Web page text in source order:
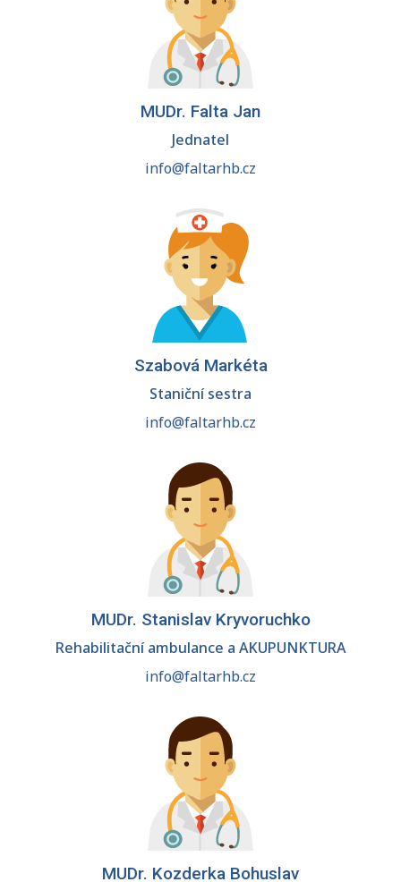
MUDr. Falta Jan
Jednatel
info@faltarhb.cz
Szabová Markéta
Staniční sestra
info@faltarhb.cz
MUDr. Stanislav Kryvoruchko
Rehabilitační ambulance a AKUPUNKTURA
info@faltarhb.cz
MUDr. Kozderka Bohuslav